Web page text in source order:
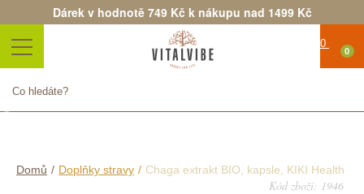
Dárek v hodnotě 749 Kč k nákupu nad 1499 Kč
0
Produkt byl úspěšně přidán do
nákupního košíku
Pokračovat v nákupuObjednat
Domů / Doplňky stravy / Chaga extrakt BIO, kapsle, KIKI Health
Kód zboží: 1946